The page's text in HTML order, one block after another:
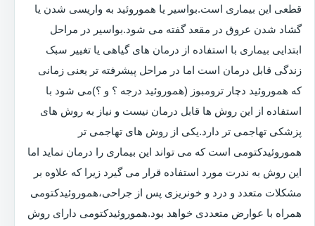
قطعی این بیماری است.بواسیر یا هموروئید به واریسی شدن یا
گشاد شدن عروق در مقعد گفته می شود.بواسیر در مراحل
ابتدایی بیماری با استفاده از درمان های گیاهی یا تغییر سبک
زندگی قابل درمان است اما در مراحل پیشرفته تر یعنی زمانی
که هموروئید دچار ترومبوز (هموروئید درجه ؟ و ؟)می شود با
استفاده از این روش ها قابل درمان نیست و نیاز به روش های
پزشکی تهاجمی تر دارد.یکی از روش های تهاجمی تر
هموروئیدکتومی است که می تواند این بیماری را درمان نماید اما
این روش به ندرت مورد استفاده قرار می گیرد زیرا که علاوه بر
مشکلات متعدد و درد و خونریزی پس از جراحی،هموروئیدکتومی
همراه با عوارض متعددی خواهد بود.هموروئیدکتومی دارای روش